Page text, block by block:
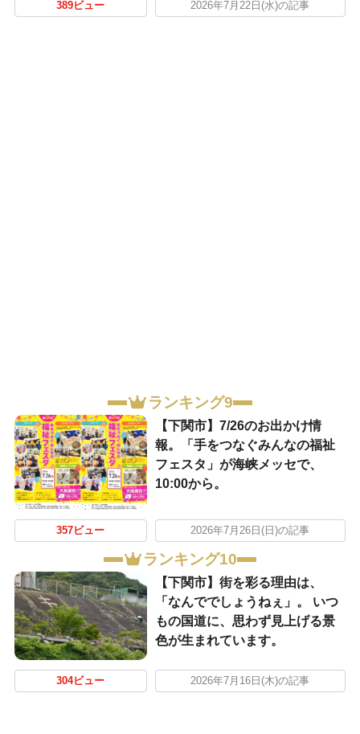
389ビュー 2026年7月22日(水)の記事
ランキング9
【下関市】7/26のお出かけ情
報。「手をつなぐみんなの福祉
フェスタ」が海峡メッセで、
10:00から。
357ビュー 2026年7月26日(日)の記事
ランキング10
【下関市】街を彩る理由は、
「なんででしょうねぇ」。 いつ
もの国道に、思わず見上げる景
色が生まれています。
304ビュー 2026年7月16日(木)の記事